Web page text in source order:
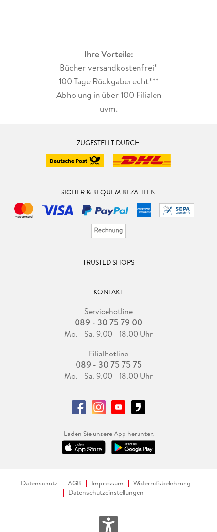
Ihre Vorteile:
Bücher versandkostenfrei*
100 Tage Rückgaberecht***
Abholung in über 100 Filialen
uvm.
ZUGESTELLT DURCH
SICHER & BEQUEM BEZAHLEN
TRUSTED SHOPS
KONTAKT
Servicehotline
089 - 30 75 79 00
Mo. - Sa. 9.00 - 18.00 Uhr
Filialhotline
089 - 30 75 75 75
Mo. - Sa. 9.00 - 18.00 Uhr
Laden Sie unsere App herunter.
Datenschutz AGB Impressum
Widerrufsbelehrung
Datenschutzeinstellungen